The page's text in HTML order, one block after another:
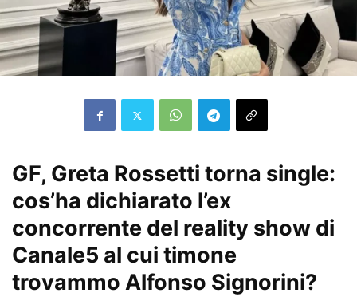
GF, Greta Rossetti torna single:
cos’ha dichiarato l’ex
concorrente del reality show di
Canale5 al cui timone
trovammo Alfonso Signorini?